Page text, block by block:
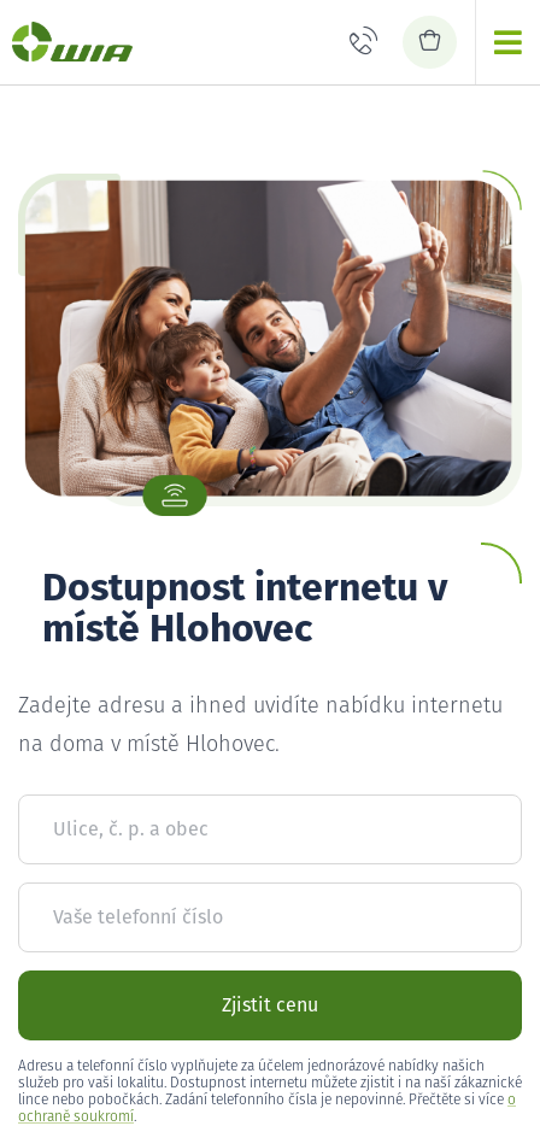
Dostupnost internetu v
místě Hlohovec
Zadejte adresu a ihned uvidíte nabídku internetu
na doma v místě Hlohovec.
Ulice, č. p. a obec
Vaše telefonní číslo
Zjistit cenu
Adresu a telefonní číslo vyplňujete za účelem jednorázové nabídky našich
služeb pro vaši lokalitu. Dostupnost internetu můžete zjistit i na naší zákaznické
lince nebo pobočkách. Zadání telefonního čísla je nepovinné. Přečtěte si více o
ochraně soukromí.